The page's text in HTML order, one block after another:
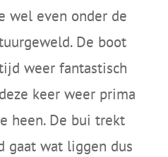
wel even onder de
De boot
weer fantastisch
keer weer prima
heen. De bui trekt
gaat wat liggen dus